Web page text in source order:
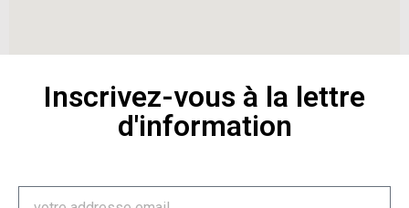
Inscrivez-vous à la lettre
d'information